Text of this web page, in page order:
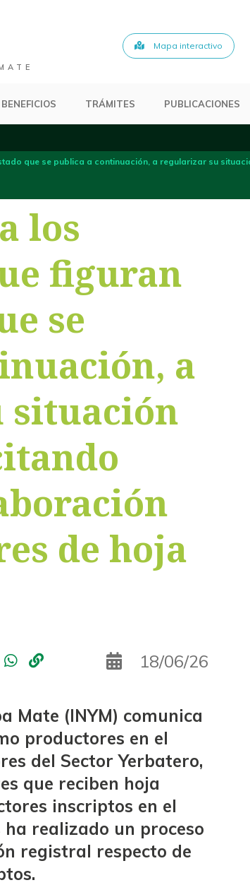
Mapa interactivo
BENEFICIOS TRÁMITES PUBLICACIONES
que se publica a continuación, a regularizar su
los
figuran
se
a
situación
de hoja
18/06/26
Mate (INYM) comunica
productores en el
del Sector Yerbatero,
que reciben hoja
inscriptos en el
ha realizado un proceso
registral respecto de